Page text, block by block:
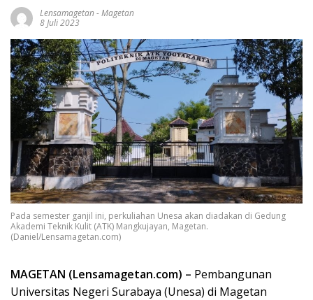
Lensamagetan-Magetan
8 Juli 2023
Pada semester ganjil ini, perkuliahan Unesa akan diadakan di Gedung
Akademi Teknik Kulit (ATK) Mangkujayan, Magetan.
(Daniel/Lensamagetan.com)
MAGETAN (Lensamagetan.com) – Pembangunan
Universitas Negeri Surabaya (Unesa) di Magetan